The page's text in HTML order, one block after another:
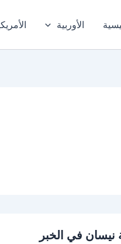
الأوربية
في الخبر